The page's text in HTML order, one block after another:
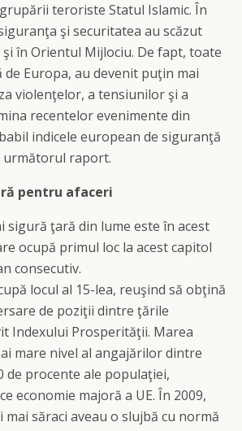
teroriste Statul Islamic. În
şi securitatea au scăzut
în Orientul Mijlociu. De fapt, toate
Europa, au devenit puţin mai
violenţelor, a tensiunilor şi a
recentelor evenimente din
indicele european de siguranţă
următorul raport.
pentru afaceri
sigură ţară din lume este în acest
ocupă primul loc la acest capitol
consecutiv.
locul al 15-lea, reuşind să obţină
de poziţii dintre ţările
Indexului Prosperităţii. Marea
mare nivel al angajărilor dintre
de procente ale populaţiei,
economie majoră a UE. În 2009,
mai săraci aveau o slujbă cu normă